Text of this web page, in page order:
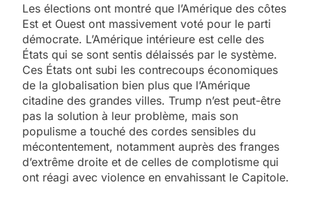
Les élections ont montré que l’Amérique des côtes
Est et Ouest ont massivement voté pour le parti
démocrate. L’Amérique intérieure est celle des
États qui se sont sentis délaissés par le système.
Ces États ont subi les contrecoups économiques
de la globalisation bien plus que l’Amérique
citadine des grandes villes. Trump n’est peut-être
pas la solution à leur problème, mais son
populisme a touché des cordes sensibles du
mécontentement, notamment auprès des franges
d’extrême droite et de celles de complotisme qui
ont réagi avec violence en envahissant le Capitole.